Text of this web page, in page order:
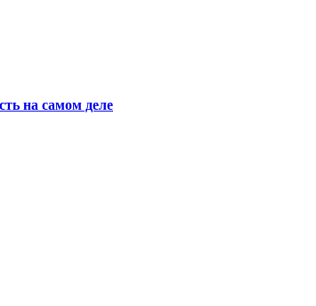
на самом деле